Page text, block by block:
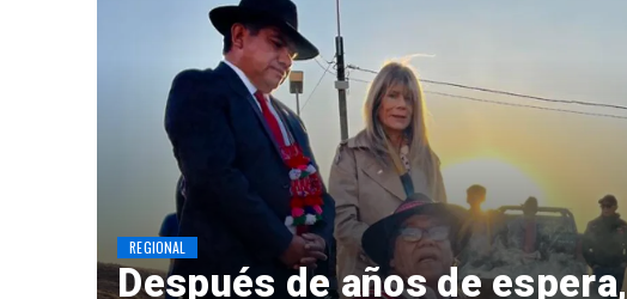
Después de años de espera,
REGIONAL